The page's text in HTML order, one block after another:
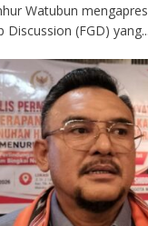
Watubun
Discussion (FGD) yang...